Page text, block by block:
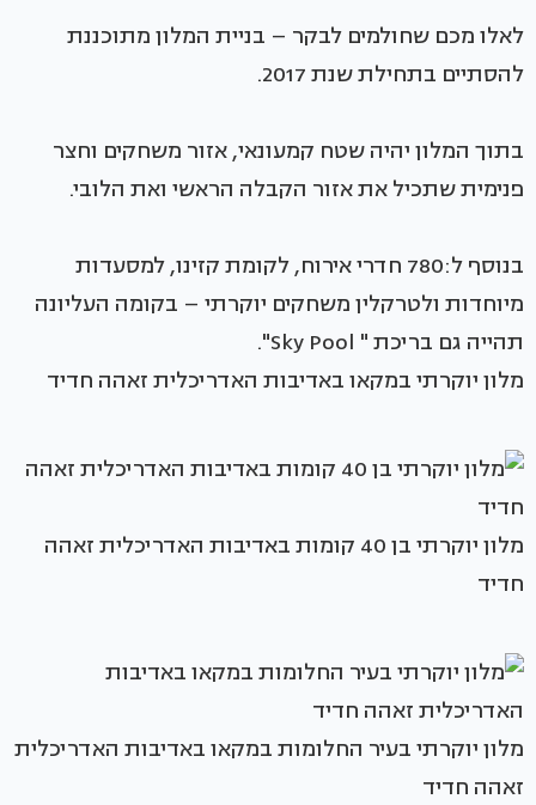
לאלו מכם שחולמים לבקר – בניית המלון מתוכננת
להסתיים בתחילת שנת 2017.
בתוך המלון יהיה שטח קמעונאי, אזור משחקים וחצר
פנימית שתכיל את אזור הקבלה הראשי ואת הלובי.
בנוסף ל:780 חדרי אירוח, לקומת קזינו, למסעדות
מיוחדות ולטרקלין משחקים יוקרתי – בקומה העליונה
תהייה גם בריכת " Sky Pool".
מלון יוקרתי במקאו באדיבות האדריכלית זאהה חדיד
מלון יוקרתי בן 40 קומות באדיבות האדריכלית זאהה
חדיד
מלון יוקרתי בעיר החלומות במקאו באדיבות האדריכלית
זאהה חדיד